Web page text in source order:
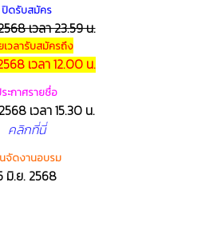
ปิดรับสมัคร
เวลา 23.59 น.
เวลารับสมัครถึง
เวลา 12.00 น.
ะกาศรายชื่อ
เวลา 15.30 น.
คลิกที่นี่
จัดงานอบรม
มิ.ย. 2568